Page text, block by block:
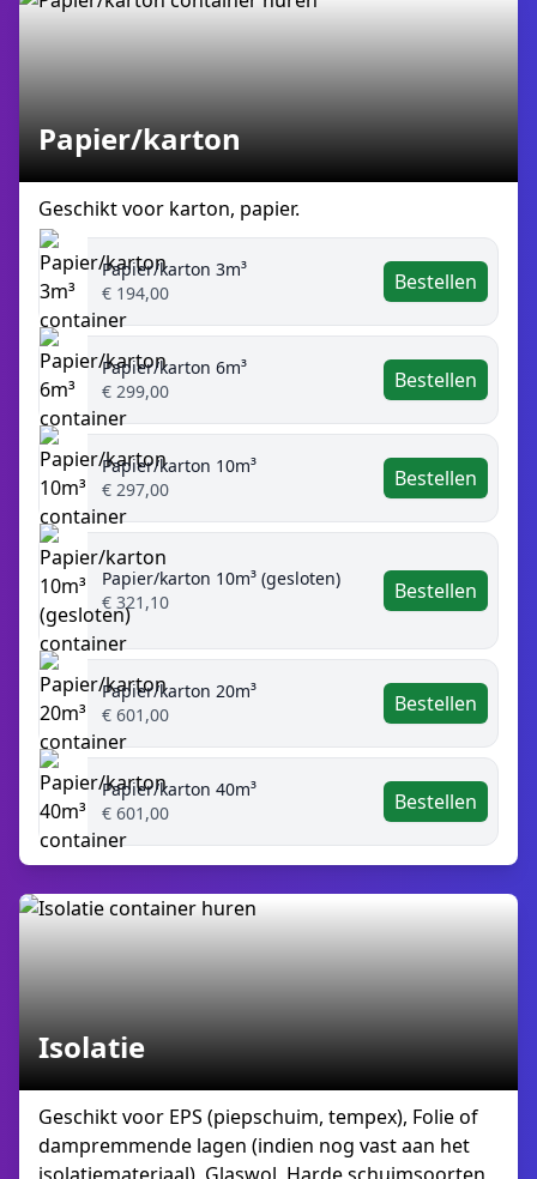
Papier/karton
Geschikt voor karton, papier.
Papier/karton 3m³
€ 194,00
Bestellen
Papier/karton 6m³
€ 299,00
Bestellen
Papier/karton 10m³
€ 297,00
Bestellen
Papier/karton 10m³ (gesloten)
€ 321,10
Bestellen
Papier/karton 20m³
€ 601,00
Bestellen
Papier/karton 40m³
€ 601,00
Bestellen
Isolatie
Geschikt voor EPS (piepschuim, tempex), Folie of
dampremmende lagen (indien nog vast aan het